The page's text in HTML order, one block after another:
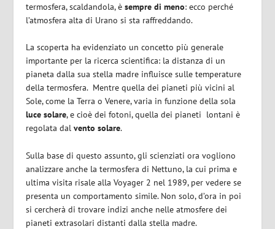
termosfera, scaldandola, èsempre di meno: ecco perché
l’atmosfera alta di Urano si sta raffreddando.
La scoperta ha evidenziato un concetto più generale
importante per la ricerca scientifica: la distanza di un
pianeta dalla sua stella madre influisce sulle temperature
della termosfera. Mentre quella dei pianeti più vicini al
Sole, come la Terra o Venere, varia in funzione della sola
luce solare, e cioè dei fotoni, quella dei pianeti lontani è
regolata dalvento solare.
Sulla base di questo assunto, gli scienziati ora vogliono
analizzare anche la termosfera di Nettuno, la cui prima e
ultima visita risale alla Voyager 2 nel 1989, per vedere se
presenta un comportamento simile. Non solo, d’ora in poi
si cercherà di trovare indizi anche nelle atmosfere dei
pianeti extrasolari distanti dalla stella madre.